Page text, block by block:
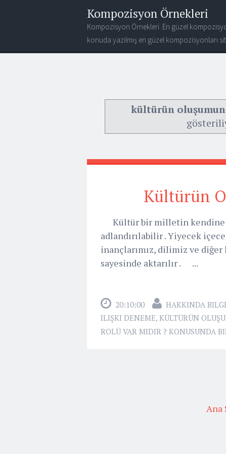
Kompozisyon Örnekleri
Kompozisyon Örnekleri. En güzel
konuda yazılmış en güzel kompozisyonları
kültürün
Kültürün
Kültür bir milletin kendine
adlandırılabilir . Yiyecek
inançlarımız, dilimiz ve
sayesinde aktarılır . ...
20:10:00 HAKKINDA BILGI
ILIŞKI DENEME, KÜLTÜRÜN
ROLÜ VAR MIDIR ? KONUSUNDA
Ana